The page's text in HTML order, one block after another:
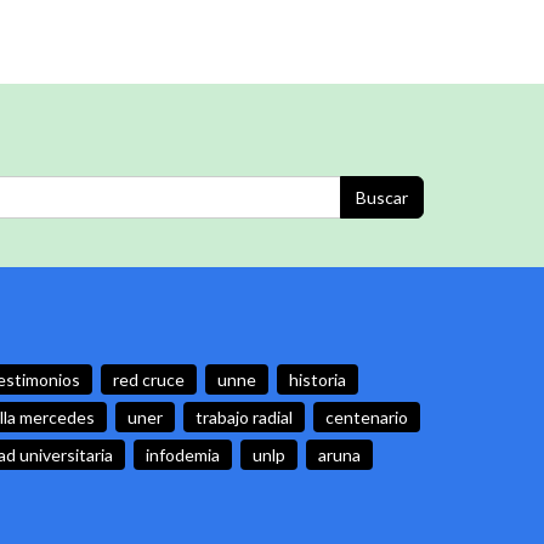
Buscar
red cruce unne
historia
mercedes uner trabajo radial
centenario
universitaria infodemia unlp
aruna